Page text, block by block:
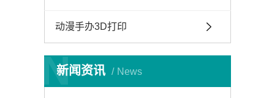
动漫手办3D打印
新闻资讯 News
N